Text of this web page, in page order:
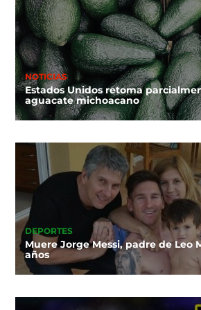
NOTICIAS
Estados Unidos retoma
aguacate michoacano
DEPORTES
Muere Jorge Messi, padre de Leo
años